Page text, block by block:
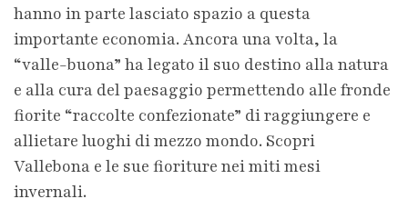
hanno in parte lasciato spazio a questa
importante economia. Ancora una volta, la
“valle-buona” ha legato il suo destino alla natura
e alla cura del paesaggio permettendo alle fronde
fiorite “raccolte confezionate” di raggiungere e
allietare luoghi di mezzo mondo. Scopri
Vallebona e le sue fioriture nei miti mesi
invernali.